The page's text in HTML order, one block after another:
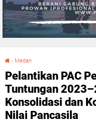
› Medan
Pelantikan PAC
Tuntungan
Konsolidasi dan
Nilai Pancasila